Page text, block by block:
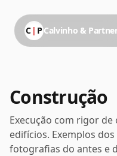
C | P Calvinho &
Construção
Execução com rigor
edifícios. Exemplos
fotografias do antes e